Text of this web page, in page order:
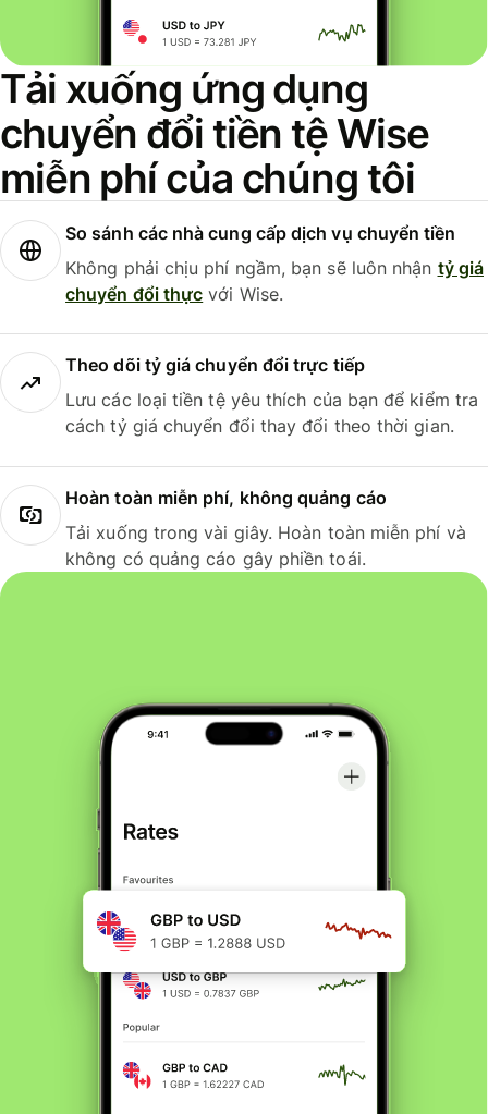
Tải xuống ứng dụng
chuyển đổi tiền tệ Wise
miễn phí của chúng tôi
So sánh các nhà cung cấp dịch vụ chuyển tiền
Không phải chịu phí ngầm, bạn sẽ luôn nhận tỷ giá
chuyển đổi thực với Wise.
Theo dõi tỷ giá chuyển đổi trực tiếp
Lưu các loại tiền tệ yêu thích của bạn để kiểm tra
cách tỷ giá chuyển đổi thay đổi theo thời gian.
Hoàn toàn miễn phí, không quảng cáo
Tải xuống trong vài giây. Hoàn toàn miễn phí và
không có quảng cáo gây phiền toái.